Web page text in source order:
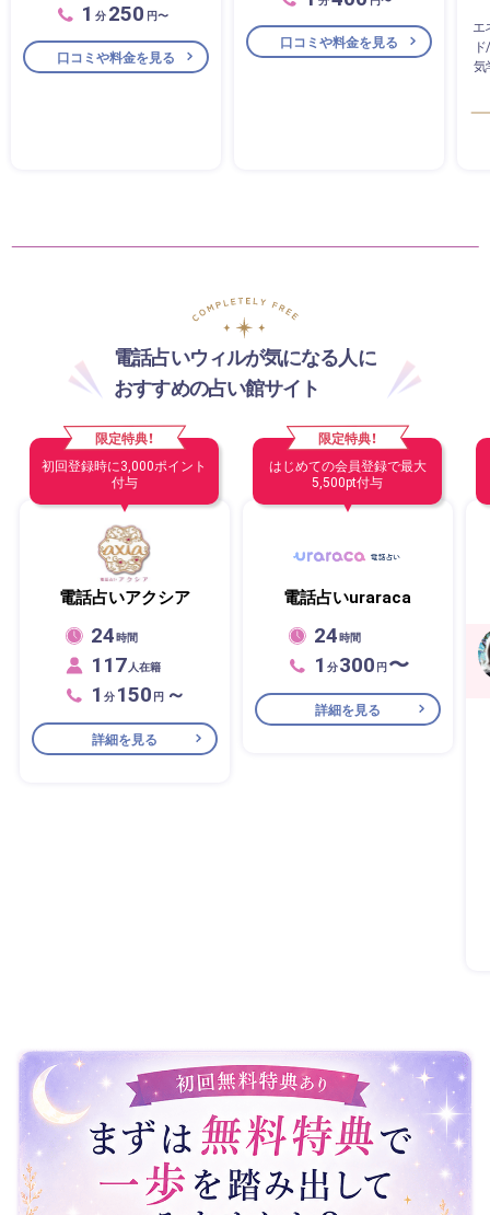
1 分 250 円〜
口コミや料金を見る
口コミや料金を見る
エ
気
電話占いウィルが気になる人に
おすすめの占い館サイト
限定特典！
初回登録時に3,000ポイント
付与
電話占いアクシア
24時間
117人在籍
1 分 150 円 ～
詳細を見る
限定特典！
はじめての会員登録で最大
5,500pt付与
電話占いuraraca
24時間
1 分300 円〜
詳細を見る